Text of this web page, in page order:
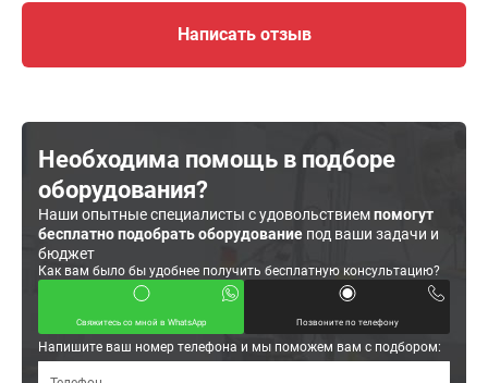
Написать отзыв
Необходима помощь в подборе
оборудования?
Наши опытные специалисты с удовольствиемпомогут
бесплатно подобрать оборудование под ваши задачи и
бюджет
Как вам было бы удобнее получить бесплатную консультацию?
Свяжитесь со мной в WhatsApp Позвоните по телефону
Напишите ваш номер телефона и мы поможем вам с подбором: